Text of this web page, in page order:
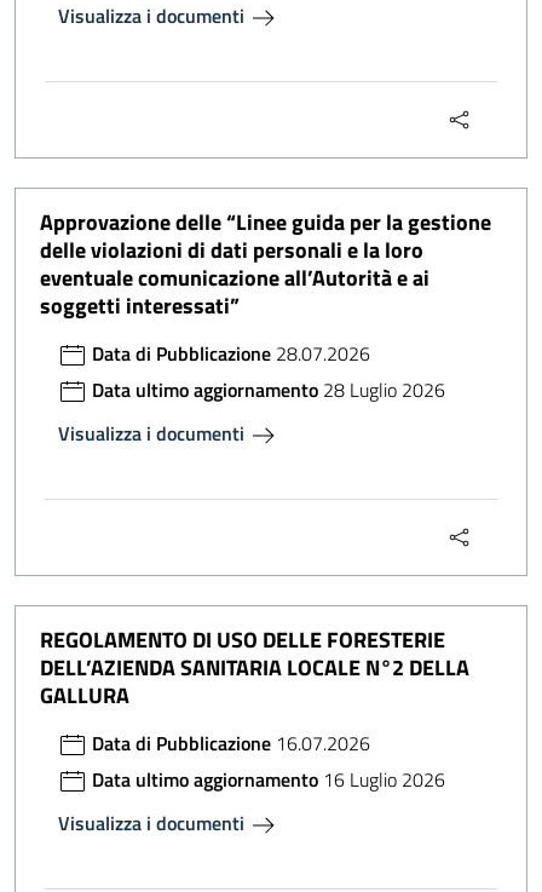
Visualizza i documenti
Approvazione delle “Linee guida per la gestione
delle violazioni di dati personali e la loro
eventuale comunicazione all’Autorità e ai
soggetti interessati”
Data di Pubblicazione 28.07.2026
Data ultimo aggiornamento 28 Luglio 2026
Visualizza i documenti
REGOLAMENTO DI USO DELLE FORESTERIE
DELL’AZIENDA SANITARIA LOCALE N°2 DELLA
GALLURA
Data di Pubblicazione 16.07.2026
Data ultimo aggiornamento 16 Luglio 2026
Visualizza i documenti